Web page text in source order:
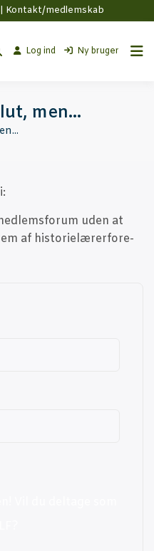
Kontakt/medlemskab
Log ind Ny bruger
men…
uden at
af histo­ri­e­læ­rer­for­e­